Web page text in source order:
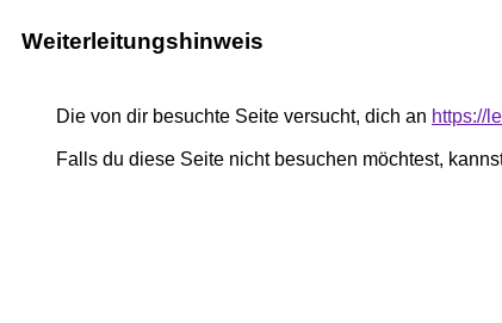
Weiterleitungshinweis
Die von dir besuchte Seite versucht, dich an https://
Falls du diese Seite nicht besuchen möchtest,